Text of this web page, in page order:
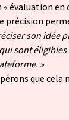
évaluation en
précision
son idée
sont éligibles
»
que cela